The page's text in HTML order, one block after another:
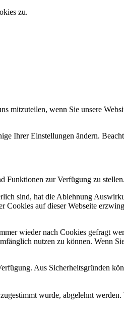
zu.
wenn Sie unsere
Ihrer Einstellungen ändern.
Funktionen zur Verfügung zu stellen.
sind, hat die Ablehnung
auf dieser Webseite
wieder nach Cookies gefragt
nutzen zu können. Wenn
Aus Sicherheitsgründen
wurde, abgelehnt